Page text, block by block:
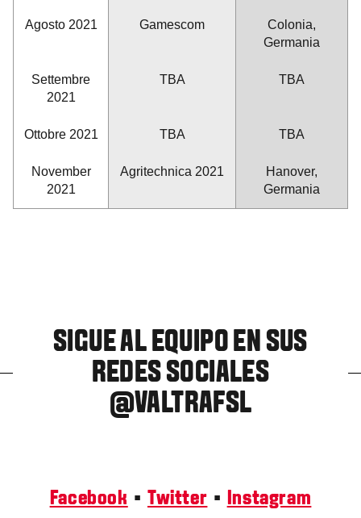
Agosto 2021 Gamescom
Colonia,
Germania
Settembre
2021
TBA TBA
Ottobre 2021 TBA TBA
November
2021
Agritechnica 2021
Hanover,
Germania
SIGUE AL EQUIPO EN SUS
REDES SOCIALES
@VALTRAFSL
Facebook ▪ Twitter ▪ Instagram